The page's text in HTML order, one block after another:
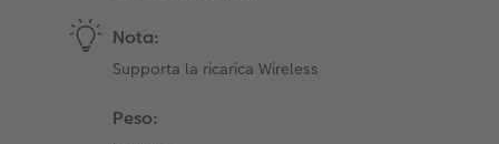
Nota:
Supporta la ricarica Wireless
Peso: